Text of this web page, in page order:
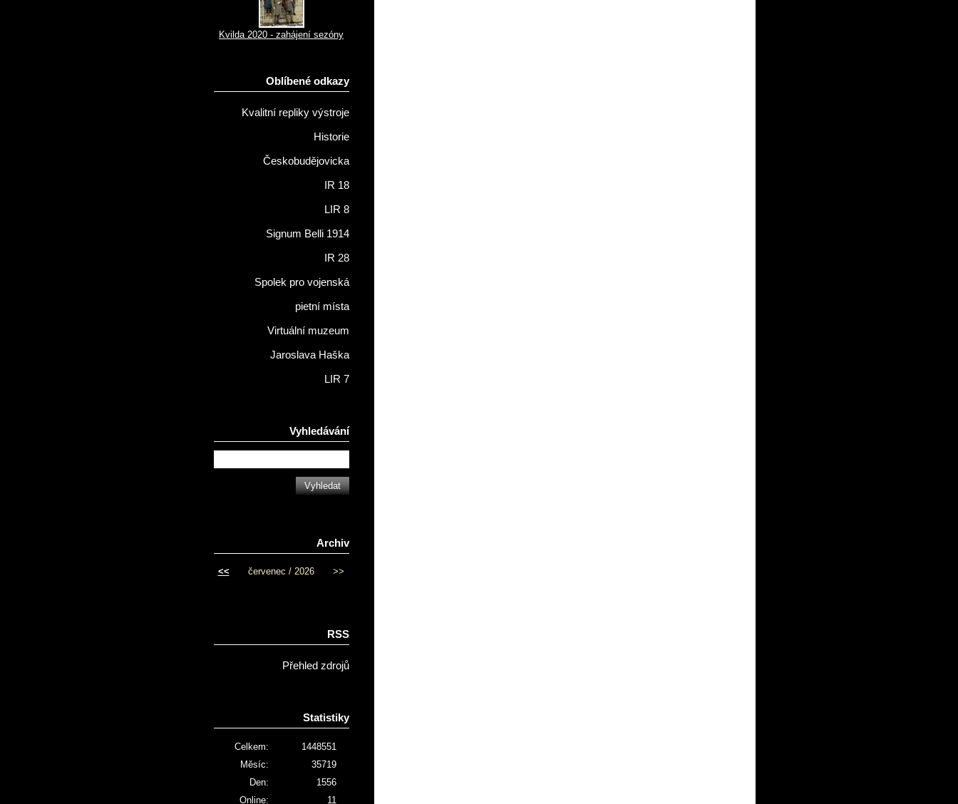
Kvilda 2020 - zahájení sezóny
Oblíbené odkazy
Kvalitní repliky výstroje
Historie
Českobudějovicka
IR 18
LIR 8
Signum Belli 1914
IR 28
Spolek pro vojenská
pietní místa
Virtuální muzeum
Jaroslava Haška
LIR 7
Vyhledávání
Archiv
<< červenec / 2026 >>
RSS
Přehled zdrojů
Statistiky
Online: 11
Celkem:
1448551
Měsíc:
35719
Den:
1556